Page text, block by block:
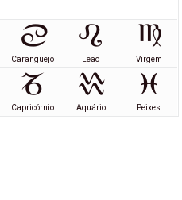
Caranguejo Leão Virgem
Capricórnio Aquário Peixes